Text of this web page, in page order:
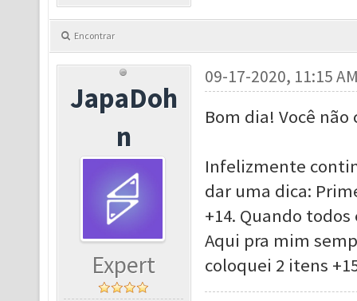
Encontrar
JapaDoh
n
Expert
09-17-2020, 11:15
Bom dia! Você
Infelizmente
dar uma dica:
+14. Quando
Aqui pra mim
coloquei 2 itens